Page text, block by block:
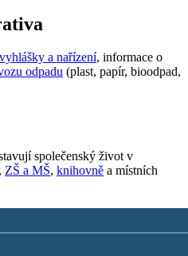
vyhlášky a nařízení, informace o
odpadu (plast, papír, bioodpad,
společenský život v
, ZŠ a MŠ, knihovně a místních